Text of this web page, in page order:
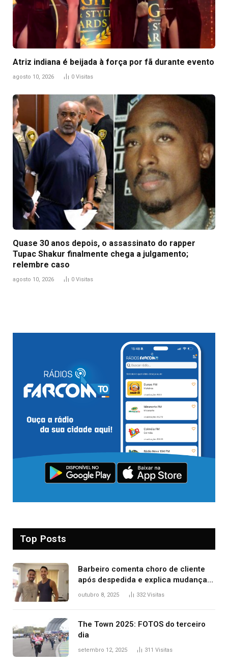
Atriz indiana é beijada à força por fã durante evento
agosto 10, 2026 0 Visitas
Quase 30 anos depois, o assassinato do rapper
Tupac Shakur finalmente chega a julgamento;
relembre caso
agosto 10, 2026 0 Visitas
Top Posts
Barbeiro comenta choro de cliente
após despedida e explica mudança
para o TO: ‘Não esperava atingir
outubro 8, 2025 332Visitas
The Town 2025: FOTOS do terceiro
dia
setembro 12, 2025 311 Visitas